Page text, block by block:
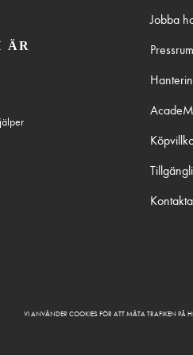
ÄR
Jobba
Pressrum
VI ANVÄNDER COOKIES FÖR ATT MÄTA TRAFIKEN